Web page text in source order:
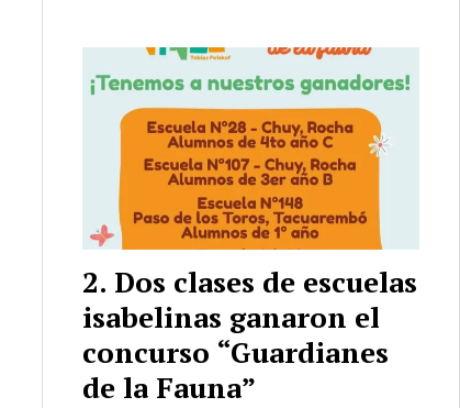
Dos clases de escuelas
isabelinas ganaron el
concurso “Guardianes
de la Fauna”